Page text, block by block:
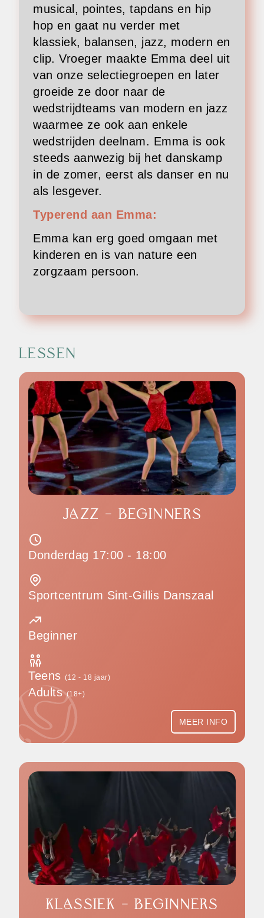
musical, pointes, tapdans en hip
hop en gaat nu verder met
klassiek, balansen, jazz, modern en
clip. Vroeger maakte Emma deel uit
van onze selectiegroepen en later
groeide ze door naar de
wedstrijdteams van modern en jazz
waarmee ze ook aan enkele
wedstrijden deelnam. Emma is ook
steeds aanwezig bij het danskamp
in de zomer, eerst als danser en nu
als lesgever.
Typerend aan Emma:
Emma kan erg goed omgaan met
kinderen en is van nature een
zorgzaam persoon.
LESSEN
JAZZ - BEGINNERS
Donderdag 17:00 - 18:00
Sportcentrum Sint-Gillis Danszaal
Beginner
Teens (12 - 18 jaar)
Adults(18+)
MEER INFO
KLASSIEK - BEGINNERS